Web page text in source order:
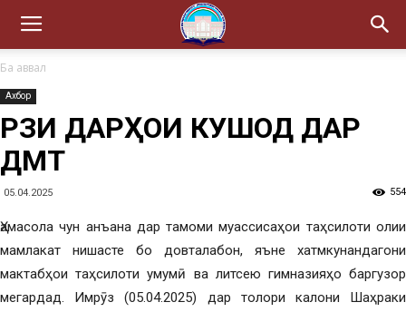
Ба аввал
Ахбор
РӮЗИ ДАРҲОИ КУШОД ДАР
ДМТ
05.04.2025 554
Ҳамасола чун анъана дар тамоми муассисаҳои таҳсилоти олии
мамлакат нишасте бо довталабон, яъне хатмкунандагони
мактабҳои таҳсилоти умумӣ ва литсею гимназияҳо баргузор
мегардад. Имрӯз (05.04.2025) дар толори калони Шаҳраки